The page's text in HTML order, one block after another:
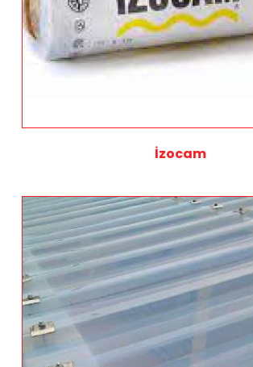
İzocam